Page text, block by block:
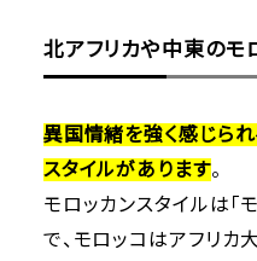
北アフリカや中東のモ
異国情緒を強く感じら
スタイルがあります。
モロッカンスタイルは「
で、モロッコはアフリカ